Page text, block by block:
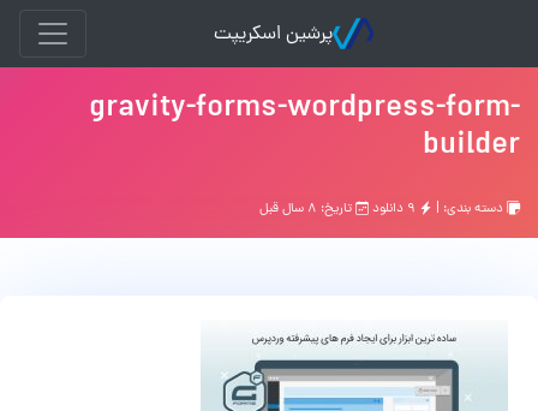
پرشین اسکریپت
gravity-forms-wordpress-form-
builder
دسته بندی: | تاریخ: ۸ سال قبل